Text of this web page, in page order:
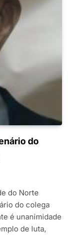
do
do Norte
do colega
é unanimidade
de luta,